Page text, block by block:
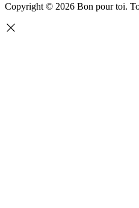
Copyright © 2026 Bon pour toi.